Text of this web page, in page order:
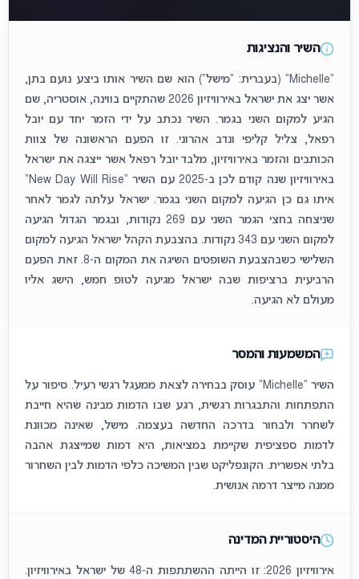
השיר והנציגות
“Michelle” (בעברית: “מישל”) הוא שם השיר אותו ביצע נועם בתן,
אשר יצג את ישראל באירוויזיון 2026 שהתקיים בווינה, אוסטריה, שם
הגיע למקום השני בגמר. השיר נכתב על ידי הזמר יחד עם יובל
רפאל, צליל קליפי ונדב אהרוני. זו הפעם הראשונה של צוות
הכותבים והזמר באירוויזיון, מלבד יובל רפאל אשר ייצגה את ישראל
באירוויזיון שנה קודם לכן ב-2025 עם השיר "New Day Will Rise"
איתו גם כן הגיעה למקום השני בגמר. ישראל עלתה לגמר לאחר
שניצחה בחצי הגמר השני עם 269 נקודות, ובגמר הגדול הגיעה
למקום השני עם 343 נקודות. בהצבעת הקהל ישראל הגיעה למקום
השלישי כשבהצבעת השופטים השיגה את המקום ה-8. זאת הפעם
הרביעית ברציפות שבה ישראל מגיעה לטופ חמש, הישג אליו
מעולם לא הגיעה.
המשמעות והמסר
השיר "Michelle" עוסק בבחירה לצאת ממעגל רגשי רעיל. סיפור על
התפתחות והתבגרות רגשית, רגע שבו הדמות מבינה שהיא חייבת
לשחרר ולבחור בדרכה החדשה בעצמה. מישל, שאינה מכוונת
לדמות ספציפית שקיימת במציאות, היא דמות שמייצגת אהבה
בלתי אפשרית. הקונפליקט שבין המשיכה כלפי הדמות לבין השחרור
ממנה מייצר דרמה אנושית.
היסטוריית המדינה
אירוויזיון 2026: זו הייתה ההשתתפות ה-48 של ישראל באירוויזיון.